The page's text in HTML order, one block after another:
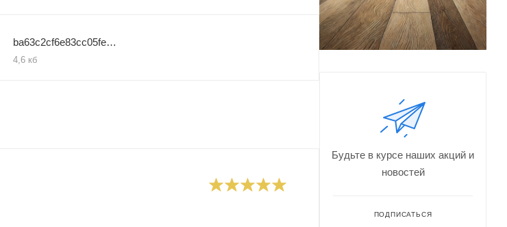
ba63c2cf6e83cc05feea2bb66db654e3
4,6 кб
Будьте в курсе наших акций и
новостей
ПОДПИСАТЬСЯ